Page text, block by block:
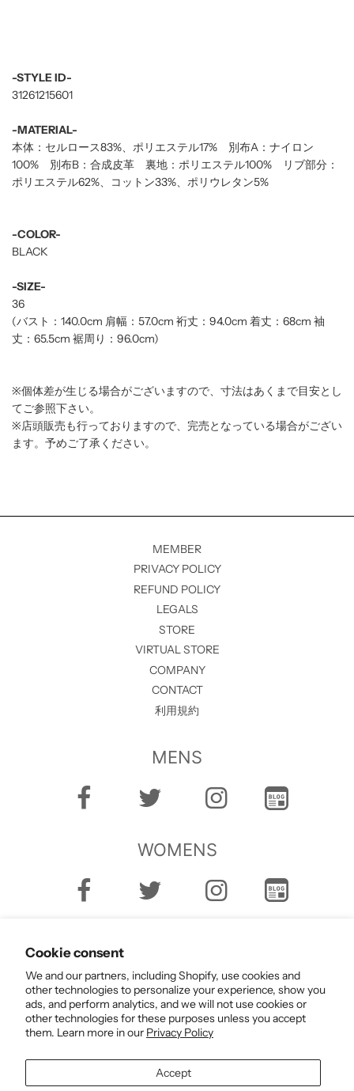
Cookie consent
We and our partners, including Shopify, use cookies and
other technologies to personalize your experience, show you
ads, and perform analytics, and we will not use cookies or
other technologies for these purposes unless you accept
them. Learn more in our Privacy Policy
Accept
-STYLE ID-
31261215601
-MATERIAL-
本体：セルロース83%、ポリエステル17% 別布A：ナイロン
100% 別布B：合成皮革 裏地：ポリエステル100% リブ部分：
ポリエステル62%、コットン33%、ポリウレタン5%
-COLOR-
BLACK
-SIZE-
36
(バスト：140.0cm 肩幅：57.0cm 裄丈：94.0cm 着丈：68cm 袖
丈：65.5cm 裾周り：96.0cm)
※個体差が生じる場合がございますので、寸法はあくまで目安とし
てご参照下さい。
※店頭販売も行っておりますので、完売となっている場合がござい
ます。予めご了承ください。
MEMBER
PRIVACY POLICY
REFUND POLICY
LEGALS
STORE
VIRTUAL STORE
COMPANY
CONTACT
利用規約
MENS
WOMENS
English